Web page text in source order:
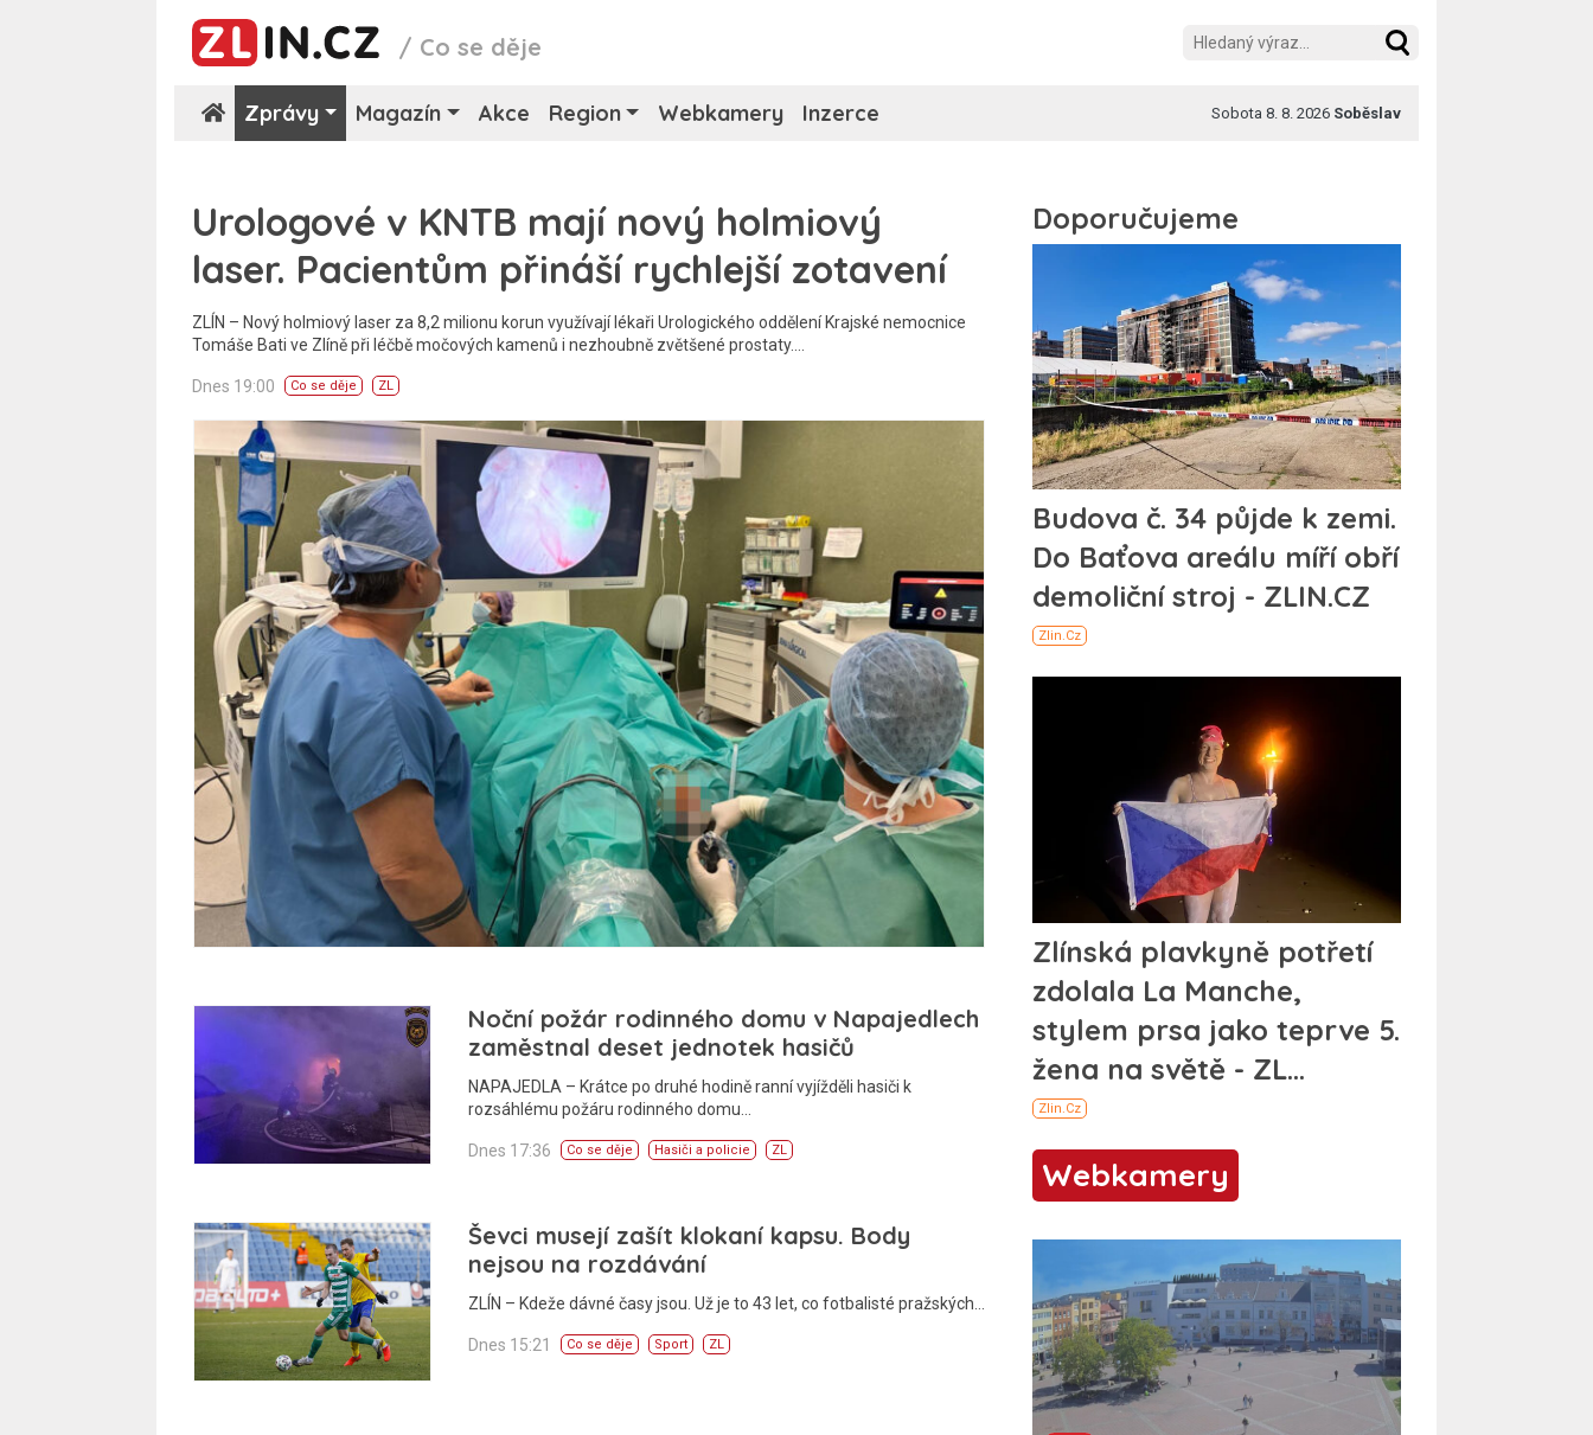
/ Co se děje
Zprávy Magazín Akce Region Webkamery Inzerce Sobota 8. 8. 2026 Soběslav
Urologové v KNTB mají nový holmiový
laser. Pacientům přináší rychlejší zotavení
ZLÍN – Nový holmiový laser za 8,2 milionu korun využívají lékaři Urologického oddělení Krajské nemocnice
Tomáše Bati ve Zlíně při léčbě močových kamenů i nezhoubně zvětšené prostaty.…
Dnes 19:00 Co se děje ZL
Noční požár rodinného domu v Napajedlech
zaměstnal deset jednotek hasičů
NAPAJEDLA – Krátce po druhé hodině ranní vyjížděli hasiči k
rozsáhlému požáru rodinného domu…
Dnes 17:36 Co se děje Hasiči a policie ZL
Ševci musejí zašít klokaní kapsu. Body
nejsou na rozdávání
ZLÍN – Kdeže dávné časy jsou. Už je to 43 let, co fotbalisté pražských…
Dnes 15:21 Co se děje Sport ZL
Webkamery